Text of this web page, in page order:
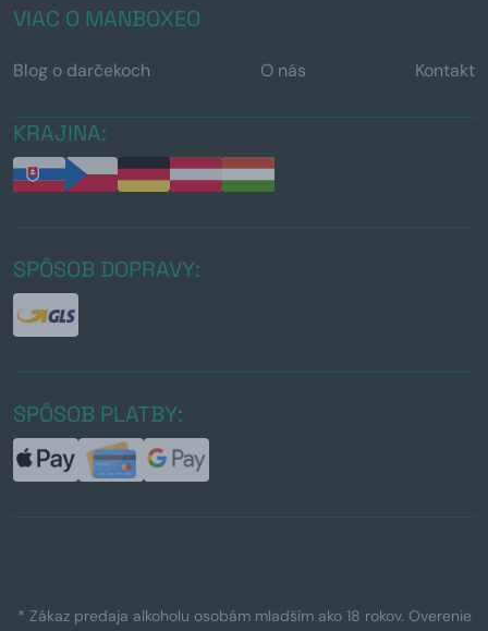
VIAC O MANBOXEO
Blog o darčekoch O nás Kontakt
KRAJINA:
SPÔSOB DOPRAVY:
SPÔSOB PLATBY:
* Zákaz predaja alkoholu osobám mladším ako 18 rokov. Overenie